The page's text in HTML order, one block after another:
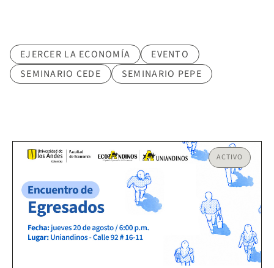
TematicaEJERCER LA ECONOMÍA
EVENTO
SEMINARIO CEDE
SEMINARIO PEPE
ACTIVO